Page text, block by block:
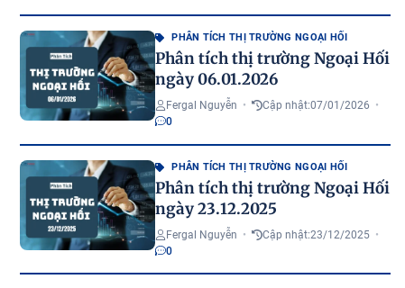
PHÂN TÍCH THỊ TRƯỜNG NGOẠI HỐI
Phân tích thị trường Ngoại Hối
ngày 06.01.2026
Fergal Nguyễn • Cập nhật:07/01/2026 •
0
PHÂN TÍCH THỊ TRƯỜNG NGOẠI HỐI
Phân tích thị trường Ngoại Hối
ngày 23.12.2025
Fergal Nguyễn • Cập nhật:23/12/2025 •
0